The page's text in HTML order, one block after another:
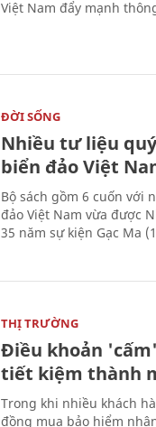
Việt Nam đẩy mạnh
ĐỜI SỐNG
Nhiều tư liệu
biển đảo Việt
Bộ sách gồm 6 cuốn với
đảo Việt Nam vừa được
35 năm sự kiện Gạc Ma
THỊ TRƯỜNG
Điều khoản
tiết kiệm thành
Trong khi nhiều khách
đồng mua bảo hiểm